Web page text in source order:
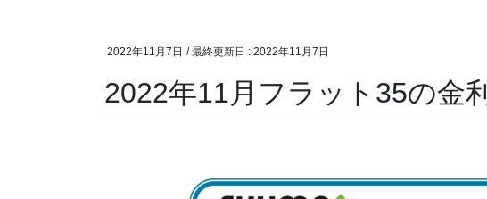
2022年11月7日 / 最終更新日 : 2022年11月7日
2022年11月フラット35の金利